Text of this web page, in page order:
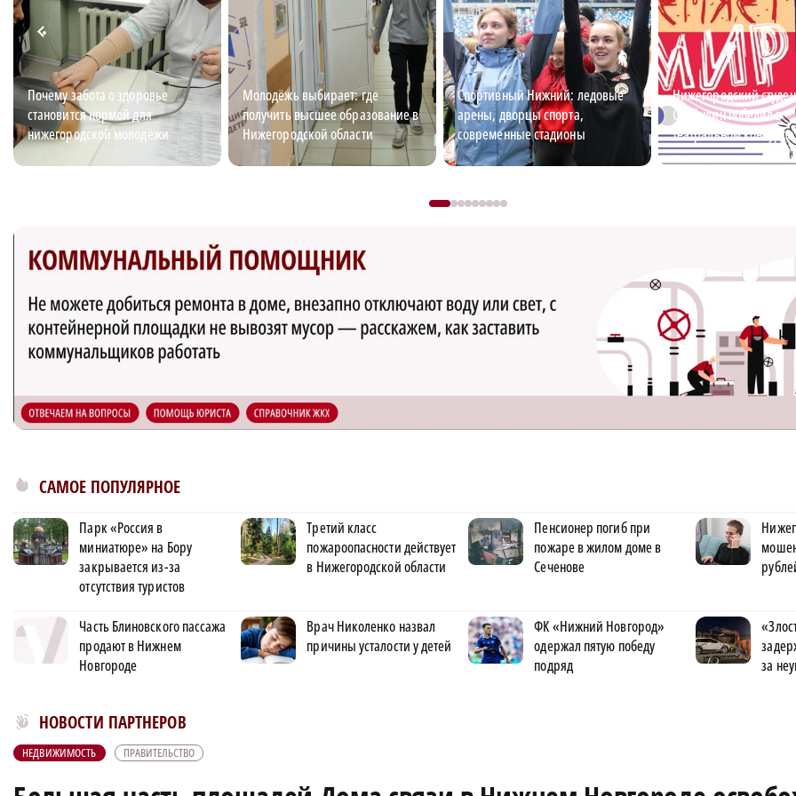
Почему забота о здоровье
становится нормой для
нижегородской молодёжи
Молодёжь выбирает: где
получить высшее образование в
Нижегородской области
Спортивный Нижний: ледовые
арены, дворцы спорта,
современные стадионы
Нижегородский
Сайфулин победил в
театральном конкурсе
«Табуретка»
САМОЕ ПОПУЛЯРНОЕ
Парк «Россия в
миниатюре» на Бору
закрывается из-за
отсутствия туристов
Третий класс
пожароопасности действует
в Нижегородской области
Пенсионер погиб при
пожаре в жилом доме в
Сеченове
Часть Блиновского пассажа
продают в Нижнем
Новгороде
Врач Николенко назвал
причины усталости у детей
ФК «Нижний Новгород»
одержал пятую победу
подряд
за
НОВОСТИ ПАРТНЕРОВ
Новости МирТесен
НЕДВИЖИМОСТЬ ПРАВИТЕЛЬСТВО